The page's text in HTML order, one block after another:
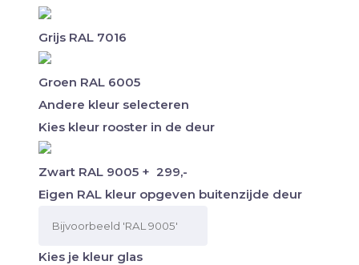
Grijs RAL 7016
Groen RAL 6005
Andere kleur selecteren
Kies kleur rooster in de deur
Zwart RAL 9005 + 299,-
Eigen RAL kleur opgeven buitenzijde deur
Kies je kleur glas